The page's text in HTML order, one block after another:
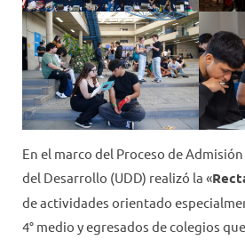
En el marco del Proceso de
del Desarrollo (UDD) realizó la «
de actividades orientado
4° medio y egresados de colegios